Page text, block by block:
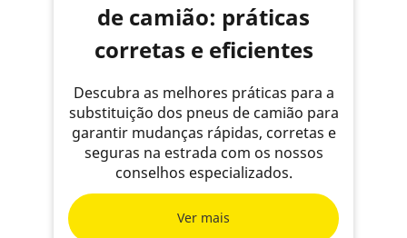
de camião: práticas
corretas e eficientes
Descubra as melhores práticas para a
substituição dos pneus de camião para
garantir mudanças rápidas, corretas e
seguras na estrada com os nossos
conselhos especializados.
Ver mais